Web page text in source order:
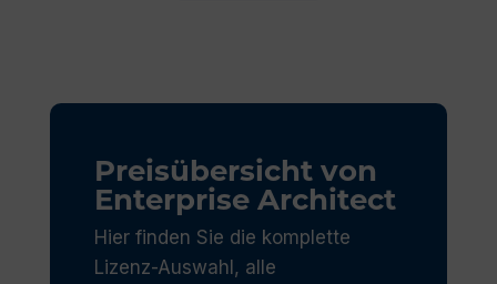
Preisübersicht von
Enterprise Architect
Hier finden Sie die komplette
Lizenz-Auswahl, alle